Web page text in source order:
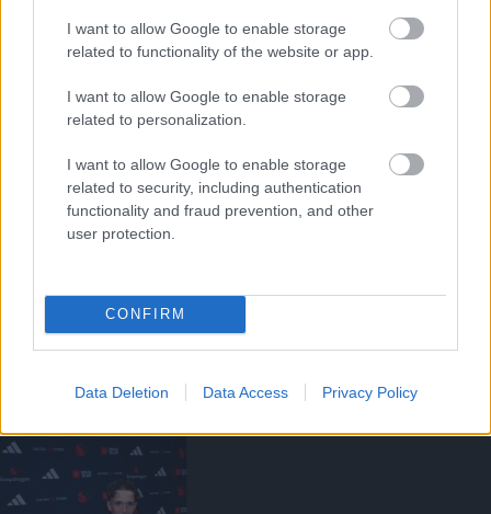
I want to allow Google to enable storage
related to functionality of the website or app.
I want to allow Google to enable storage
related to personalization.
I want to allow Google to enable storage
related to security, including authentication
functionality and fraud prevention, and other
user protection.
CONFIRM
Data Deletion Data Access Privacy Policy
AKADÉMIAI CSAPAT
HIVATALOS: HARRISON